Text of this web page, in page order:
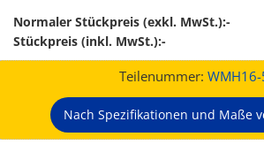
Normaler Stückpreis (exkl. MwSt.):-
Stückpreis (inkl. MwSt.):-
Teilenummer:
Nach Spezifikationen und Maße